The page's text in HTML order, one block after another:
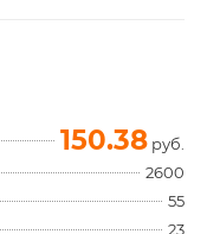
150.38 руб.
2600
55
23